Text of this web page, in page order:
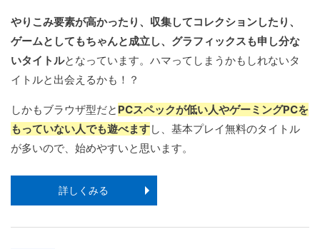
やりこみ要素が高かったり、収集してコレクションしたり、
ゲームとしてもちゃんと成立し、グラフィックスも申し分な
いタイトルとなっています。ハマってしまうかもしれないタ
イトルと出会えるかも！？
しかもブラウザ型だと PCスペックが低い人やゲーミングPCを
もっていない人でも遊べますし、基本プレイ無料のタイトル
が多いので、始めやすいと思います。
詳しくみる